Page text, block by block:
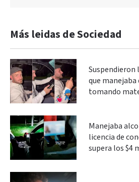
Más leidas de Sociedad
Suspendieron
que
tomando
Manejaba
licencia de
supera los $4